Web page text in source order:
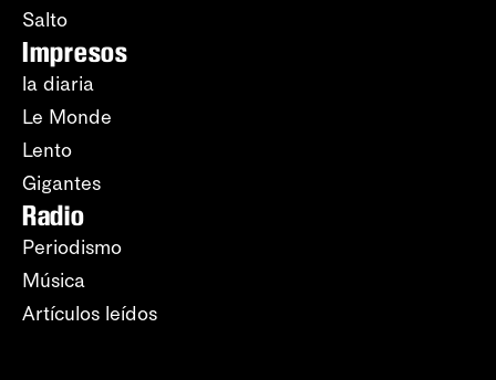
Salto
Impresos
la diaria
Le Monde
Lento
Gigantes
Radio
Periodismo
Música
Artículos leídos